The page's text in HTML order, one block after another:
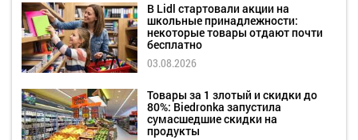
В Lidl стартовали акции на
школьные принадлежности:
некоторые товары отдают почти
бесплатно
03.08.2026
Товары за 1 злотый и скидки до
80%: Biedronka запустила
сумасшедшие скидки на
продукты